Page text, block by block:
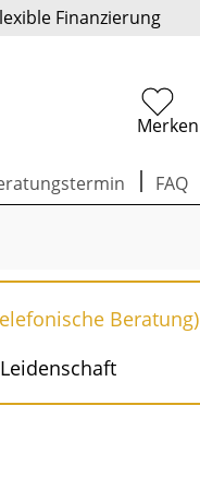
Finanzierung
Merken
FAQ
Beratung)